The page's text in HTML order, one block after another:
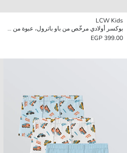
LCW Kids
بوكسر أولادي مرخّص من باو باترول، عبوة من 3 قطع
399.00 EGP